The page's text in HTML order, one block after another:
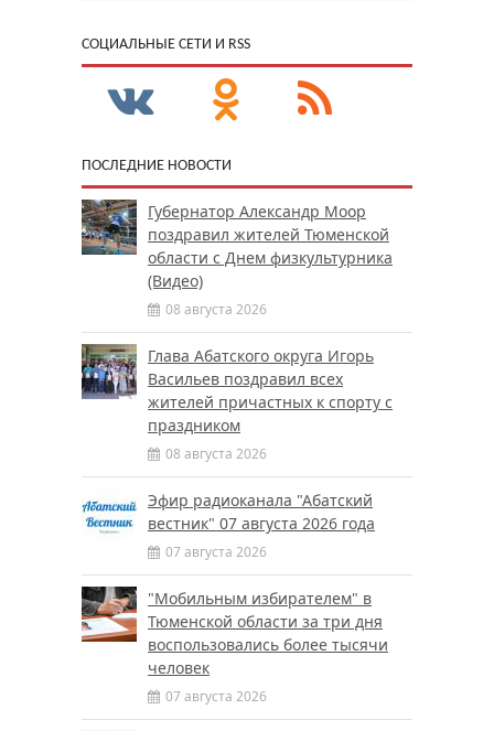
CОЦИАЛЬНЫЕ СЕТИ И RSS
ПОСЛЕДНИЕ НОВОСТИ
Губернатор Александр Моор
поздравил жителей Тюменской
области с Днем физкультурника
(Видео)
08 августа 2026
Глава Абатского округа Игорь
Васильев поздравил всех
жителей причастных к спорту с
праздником
08 августа 2026
Эфир радиоканала "Абатский
вестник" 07 августа 2026 года
07 августа 2026
"Мобильным избирателем" в
Тюменской области за три дня
воспользовались более тысячи
человек
07 августа 2026